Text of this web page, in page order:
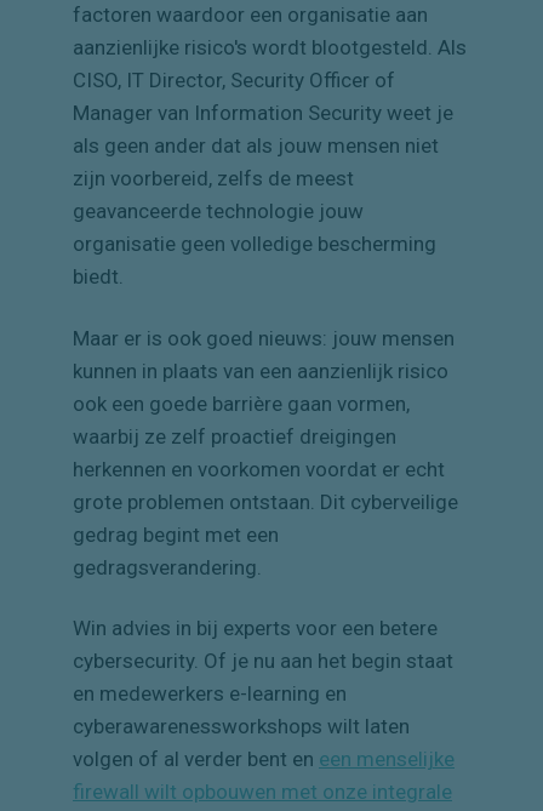
factoren waardoor een organisatie aan
aanzienlijke risico's wordt blootgesteld. Als
CISO, IT Director, Security Officer of
Manager van Information Security weet je
als geen ander dat als jouw mensen niet
zijn voorbereid, zelfs de meest
geavanceerde technologie jouw
organisatie geen volledige bescherming
biedt.
Maar er is ook goed nieuws: jouw mensen
kunnen in plaats van een aanzienlijk risico
ook een goede barrière gaan vormen,
waarbij ze zelf proactief dreigingen
herkennen en voorkomen voordat er echt
grote problemen ontstaan. Dit cyberveilige
gedrag begint met een
gedragsverandering.
Win advies in bij experts voor een betere
cybersecurity. Of je nu aan het begin staat
en medewerkers e-learning en
cyberawarenessworkshops wilt laten
volgen of al verder bent en een menselijke
firewall wilt opbouwen met onze integrale